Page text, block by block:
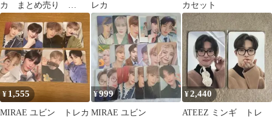
カ まとめ売り
SEVENTEEN セブチ
レカ
カセット
¥1,555
MIRAE ユビン トレカ
¥999
MIRAE ユビン
¥2,440
ATEEZ ミンギ トレ